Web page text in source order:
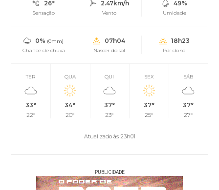
26°
Sensação
2.47km/h
Vento
49%
Umidade
0% (0mm)
Chance de chuva
07h04
Nascer do sol
18h23
Pôr do sol
TER
33°
22°
QUA
34°
20°
QUI
37°
23°
SEX
37°
25°
SÁB
37°
27°
Atualizado às 23h01
PUBLICIDADE